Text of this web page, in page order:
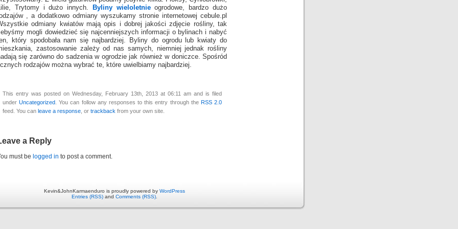
Trytomy i dużo innych.
Byliny wieloletnieogrodowe, bardzo dużo
, a dodatkowo odmiany wyszukamy stronie internetowej cebule.pl
odmiany kwiatów mają opis i dobrej jakości zdjęcie rośliny, tak
mogli dowiedzieć się najcenniejszych informacji o bylinach i nabyć
który spodobała nam się najbardziej. Byliny do ogrodu lub kwiaty do
zastosowanie zależy od nas samych, niemniej jednak rośliny
się zarówno do sadzenia w ogrodzie jak również w doniczce. Spośród
rodzajów można wybrać te, które uwielbiamy najbardziej.
This entry was posted on Wednesday, February 13th, 2013 at 06:11 am and is filed
underUncategorized . You can follow any responses to this entry through the RSS 2.0
feed. You can leave a response , or trackback from your own site.
a Reply
must be logged in to post a comment.
Kevin&JohnKarmaenduro is proudly powered by WordPress
Entries (RSS) and Comments (RSS)